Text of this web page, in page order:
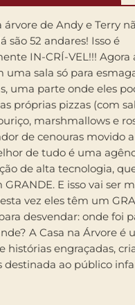
árvore de Andy e Terry
são 52 andares! Isso é
IN-CRÍ-VEL!!! Agora
uma sala só para
uma parte onde eles
próprias pizzas (com
marshmallows e
de cenouras movido
de tudo é uma
de alta tecnologia,
GRANDE. E isso vai ser
vez eles têm um
desvendar: onde foi
A Casa na Árvore é
histórias engraçadas,
destinada ao público